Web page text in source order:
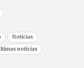
Notícias
notícias